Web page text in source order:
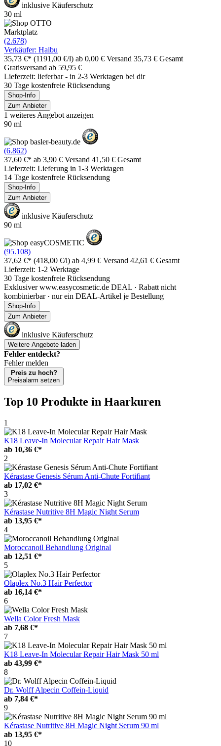
inklusive Käuferschutz
30 ml
Marktplatz
(2.678)
Verkäufer: Haibu
35,73 €* (1191,00 €/l) ab 0,00 € Versand 35,73 € Gesamt
Gratisversand ab 59,95 €
Lieferzeit: lieferbar - in 2-3 Werktagen bei dir
30 Tage kostenfreie Rücksendung
Shop-Info
Zum Anbieter
1 weiteres Angebot anzeigen
90 ml
(6.862)
37,60 €* ab 3,90 € Versand 41,50 € Gesamt
Lieferzeit: Lieferung in 1-3 Werktagen
14 Tage kostenfreie Rücksendung
Shop-Info
Zum Anbieter
inklusive Käuferschutz
90 ml
(95.108)
37,62 €* (418,00 €/l) ab 4,99 € Versand 42,61 € Gesamt
Lieferzeit: 1-2 Werktage
30 Tage kostenfreie Rücksendung
Exklusiver www.easycosmetic.de DEAL · Rabatt nicht
kombinierbar · nur ein DEAL-Artikel je Bestellung
Shop-Info
Zum Anbieter
inklusive Käuferschutz
Weitere Angebote laden
Fehler entdeckt?
Fehler melden
Preis zu hoch?
Preisalarm setzen
Top 10 Produkte in Haarkuren
1
K18 Leave-In Molecular Repair Hair Mask
ab 10,36 €*
2
Kérastase Genesis Sérum Anti-Chute Fortifiant
ab 17,02 €*
3
Kérastase Nutritive 8H Magic Night Serum
ab 13,95 €*
4
Moroccanoil Behandlung Original
ab 12,51 €*
5
Olaplex No.3 Hair Perfector
ab 16,14 €*
6
Wella Color Fresh Mask
ab 7,68 €*
7
K18 Leave-In Molecular Repair Hair Mask 50 ml
ab 43,99 €*
8
Dr. Wolff Alpecin Coffein-Liquid
ab 7,84 €*
9
Kérastase Nutritive 8H Magic Night Serum 90 ml
ab 13,95 €*
10